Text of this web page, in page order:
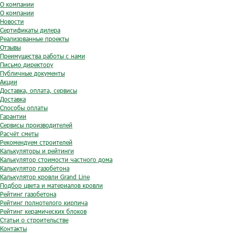
О компании
О компании
Новости
Сертификаты дилера
Реализованные проекты
Отзывы
Преимущества работы с нами
Письмо директору
Публичные документы
Акции
Доставка, оплата, сервисы
Доставка
Способы оплаты
Гарантии
Сервисы производителей
Расчёт сметы
Рекомендуем строителей
Калькуляторы и рейтинги
Калькулятор стоимости частного дома
Калькулятор газобетона
Калькулятор кровли Grand Line
Подбор цвета и материалов кровли
Рейтинг газобетона
Рейтинг полнотелого кирпича
Рейтинг керамических блоков
Статьи о строительстве
Контакты